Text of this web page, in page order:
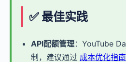
✅ 最佳实践
API配额管理：YouTube
制，建议通过 成本优化指南